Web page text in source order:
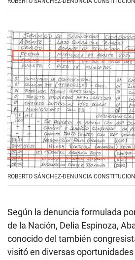
ROBERTO SÁNCHEZ-DENUNCIA
Según la denuncia formulada
de la Nación, Delia Espinoza,
conocido del también
visitó en diversas